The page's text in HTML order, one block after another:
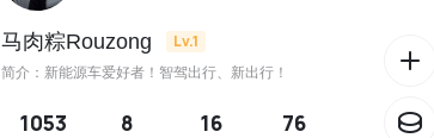
马肉粽Rouzong Lv.1
简介：新能源车爱好者！智驾出行、新出行！
1053 8 16 76